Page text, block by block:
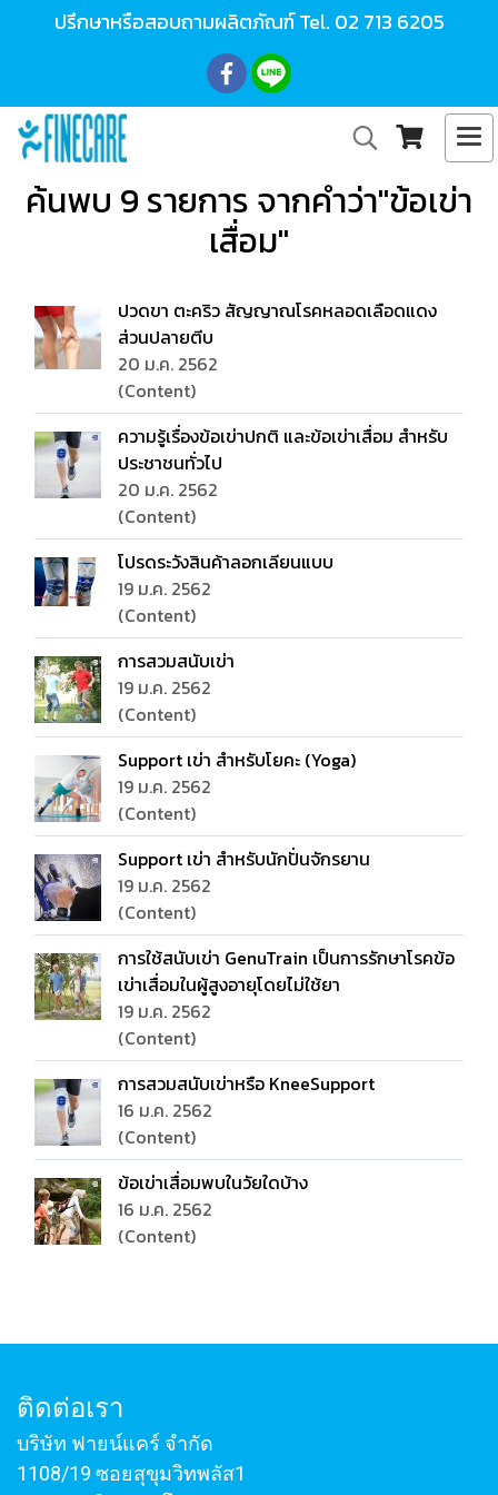
ปรึกษาหรือสอบถามผลิตภัณฑ์ Tel. 02 713 6205
ค้นพบ 9 รายการ จากคำว่า"ข้อเข่า
เสื่อม"
ปวดขา ตะคริว สัญญาณโรคหลอดเลือดแดง
ส่วนปลายตีบ
20 ม.ค. 2562
(Content)
ความรู้เรื่องข้อเข่าปกติ และข้อเข่าเสื่อม สำหรับ
ประชาชนทั่วไป
20 ม.ค. 2562
(Content)
โปรดระวังสินค้าลอกเลียนแบบ
19 ม.ค. 2562
(Content)
การสวมสนับเข่า
19 ม.ค. 2562
(Content)
Support เข่า สำหรับโยคะ (Yoga)
19 ม.ค. 2562
(Content)
Support เข่า สำหรับนักปั่นจักรยาน
19 ม.ค. 2562
(Content)
การใช้สนับเข่า GenuTrain เป็นการรักษาโรคข้อ
เข่าเสื่อมในผู้สูงอายุโดยไม่ใช้ยา
19 ม.ค. 2562
(Content)
การสวมสนับเข่าหรือ KneeSupport
16 ม.ค. 2562
(Content)
ข้อเข่าเสื่อมพบในวัยใดบ้าง
16 ม.ค. 2562
(Content)
ติดต่อเรา
บริษัท ฟายน์แคร์ จำกัด
1108/19 ซอยสุขุมวิทพลัส1